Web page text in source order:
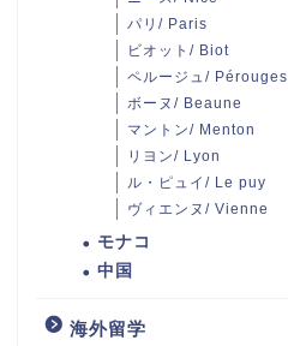
パリ/ Paris
ビオット/ Biot
ペルージュ/ Pérouges
ボーヌ/ Beaune
マントン/ Menton
リヨン/ Lyon
ル・ピュイ/ Le puy
ヴィエンヌ/ Vienne
モナコ
中国
海外留学